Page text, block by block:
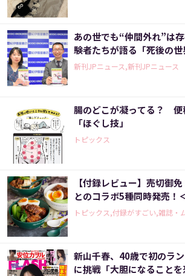
あの世でも“仲間外れ”は
験者たちが語る「死後の世
新刊JPニュース,新刊JPニュース
腸のどこが凝ってる？ 便
「ほぐし技」
トピックス
【付録レビュー】売切御
とのコラボ5種同時発売！
トピックス,付録がすごい,雑誌・
新山千春、40歳で初のラ
に挑戦「大胆になることを